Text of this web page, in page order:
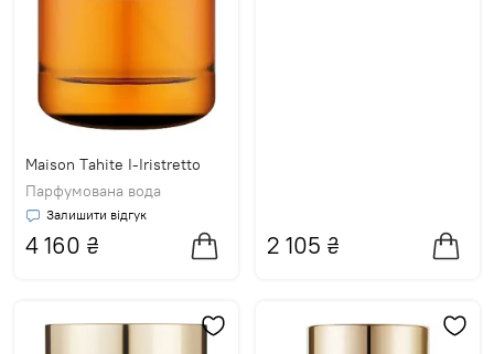
Maison Tahite I-Iristretto
Парфумована вода
Залишити відгук
4 160 ₴ 2 105 ₴